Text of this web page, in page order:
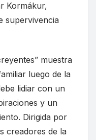
Kormákur,
supervivencia
muestra
luego de la
lidiar con un
y un
Dirigida por
creadores de la